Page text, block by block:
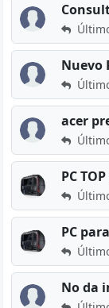
Nuevo
No da